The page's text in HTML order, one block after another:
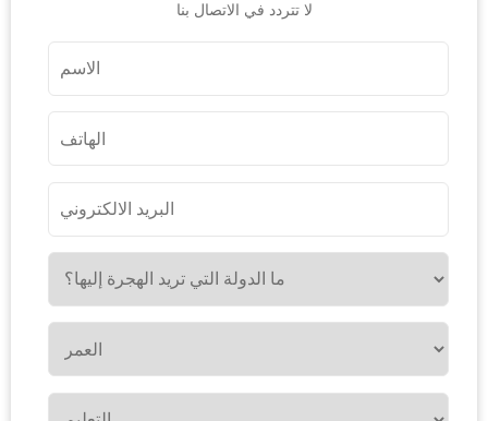
لا تتردد في الاتصال بنا